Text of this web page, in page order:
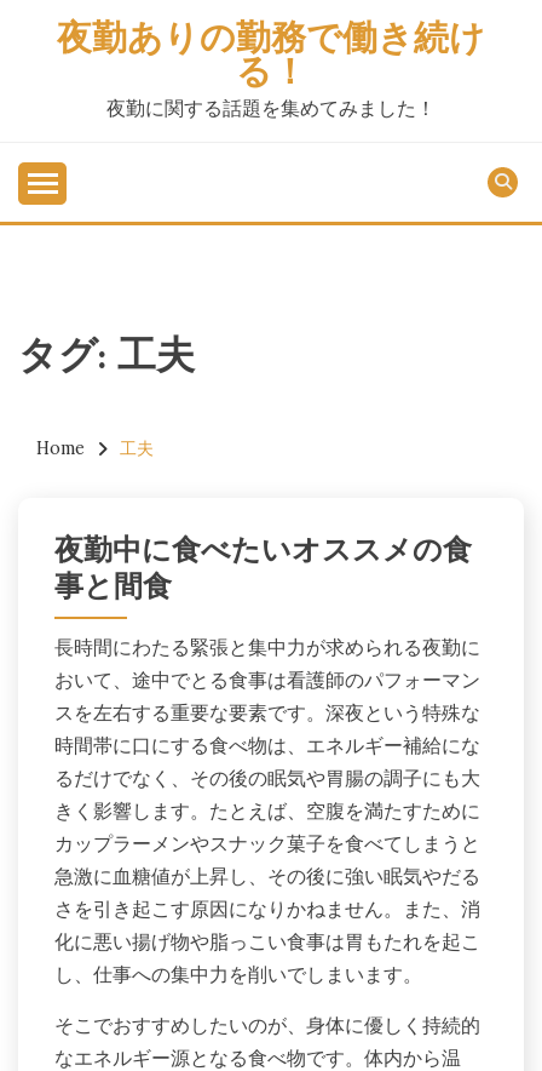
夜勤ありの勤務で働き続け
る！
夜勤に関する話題を集めてみました！
タグ: 工夫
Home 工夫
夜勤中に食べたいオススメの食
事と間食
長時間にわたる緊張と集中力が求められる夜勤に
おいて、途中でとる食事は看護師のパフォーマン
スを左右する重要な要素です。深夜という特殊な
時間帯に口にする食べ物は、エネルギー補給にな
るだけでなく、その後の眠気や胃腸の調子にも大
きく影響します。たとえば、空腹を満たすために
カップラーメンやスナック菓子を食べてしまうと
急激に血糖値が上昇し、その後に強い眠気やだる
さを引き起こす原因になりかねません。また、消
化に悪い揚げ物や脂っこい食事は胃もたれを起こ
し、仕事への集中力を削いでしまいます。
そこでおすすめしたいのが、身体に優しく持続的
なエネルギー源となる食べ物です。体内から温